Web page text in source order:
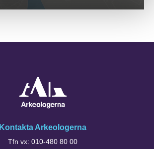
Kontakta Arkeologerna
Tfn vx: 010-480 80 00